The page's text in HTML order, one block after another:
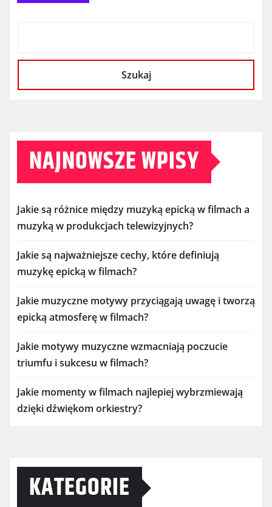
Szukaj
NAJNOWSZE WPISY
Jakie są różnice między muzyką epicką w filmach a
muzyką w produkcjach telewizyjnych?
Jakie są najważniejsze cechy, które definiują
muzykę epicką w filmach?
Jakie muzyczne motywy przyciągają uwagę i tworzą
epicką atmosferę w filmach?
Jakie motywy muzyczne wzmacniają poczucie
triumfu i sukcesu w filmach?
Jakie momenty w filmach najlepiej wybrzmiewają
dzięki dźwiękom orkiestry?
KATEGORIE